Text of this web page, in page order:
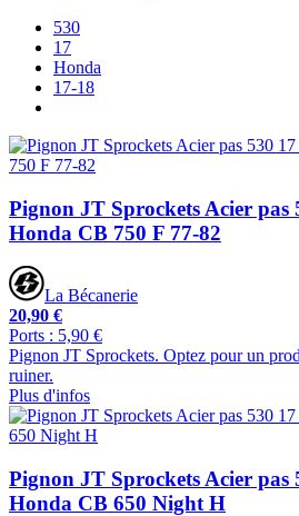
530
17
Honda
17-18
Pignon JT Sprockets Acier pas
Honda CB 750 F 77-82
La Bécanerie
20,90 €
Ports : 5,90 €
Pignon JT Sprockets. Optez pour un
ruiner.
Plus d'infos
Pignon JT Sprockets Acier pas
Honda CB 650 Night H